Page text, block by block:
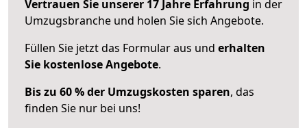
Vertrauen Sie unserer 17 Jahre Erfahrung in der
Umzugsbranche und holen Sie sich Angebote.
Füllen Sie jetzt das Formular aus und erhalten
Sie kostenlose Angebote.
Bis zu 60 % der Umzugskosten sparen, das
finden Sie nur bei uns!